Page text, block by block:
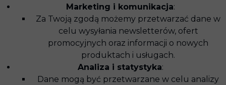
Marketing i komunikacja:
Za Twoją zgodą możemy przetwarzać dane w
celu wysyłania newsletterów, ofert
promocyjnych oraz informacji o nowych
produktach i usługach.
Analiza i statystyka:
Dane mogą być przetwarzane w celu analizy